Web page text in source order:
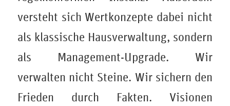
versteht sich Wertkonzepte dabei nicht
als klassische Hausverwaltung, sondern
als Management-Upgrade. Wir
verwalten nicht Steine. Wir sichern den
Frieden durch Fakten. Visionen